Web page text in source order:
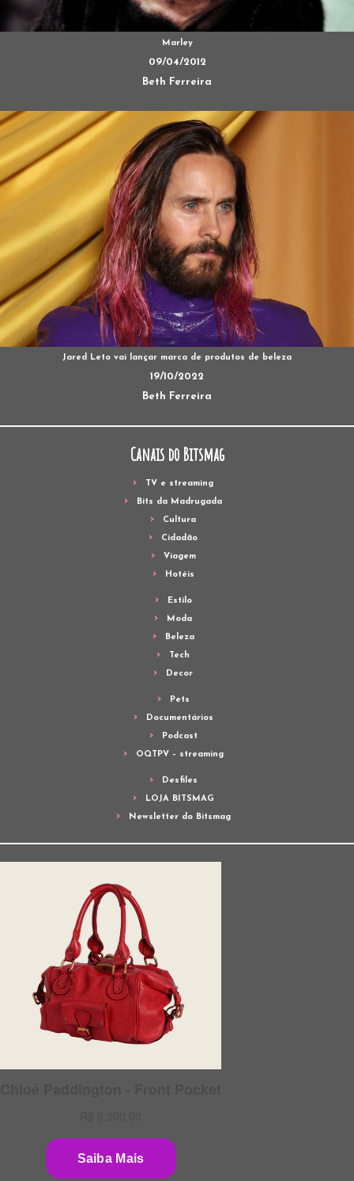
Marley
09/04/2012
Beth Ferreira
Jared Leto vai lançar marca de produtos de beleza
19/10/2022
Beth Ferreira
Canais do Bitsmag
TV e streaming
Bits da Madrugada
Cultura
Cidadão
Viagem
Hotéis
Estilo
Moda
Beleza
Tech
Decor
Pets
Documentários
Podcast
OQTPV – streaming
Desfiles
LOJA BITSMAG
Newsletter do Bitsmag